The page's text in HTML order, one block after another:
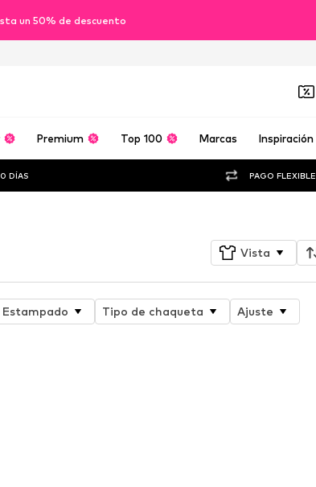
un 50% de descuento
Premium Top 100 Marcas Inspiración
DÍAS PAGO FLEXIBLE
Vista
Estampado Tipo de chaqueta
Ajuste